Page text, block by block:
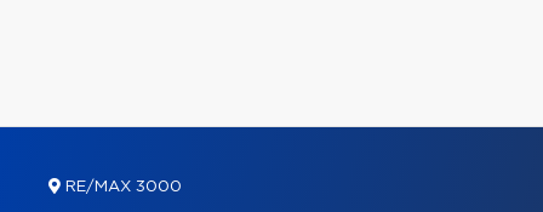
RE/MAX 3000